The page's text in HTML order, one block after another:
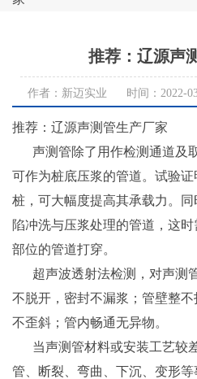
推荐：辽源声
作者：新迈实业 时间：2022-
推荐：辽源声测管生产厂家
声测管除了用作检测通道及
可作为桩底压浆的管道。试验
桩，可大幅度提高其承载力。
陷冲洗与压浆处理的管道，这
部位的管道打穿。
超声波透射法检测，对声测
不脱开，密封不漏浆；管壁整
不歪斜；管内畅通无异物。
当声测管材料或安装工艺较
管、断裂、弯曲、下沉、变形